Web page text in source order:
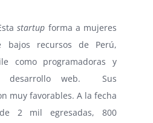
startup forma a mujeres
bajos recursos de Perú,
como programadoras y
desarrollo web. Sus
muy favorables. A la fecha
2 mil egresadas, 800